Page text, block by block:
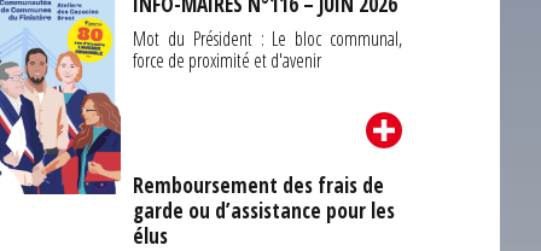
Mot du Président : Le bloc communal,
force de proximité et d'avenir
Remboursement des frais de
garde ou d’assistance pour les
élus